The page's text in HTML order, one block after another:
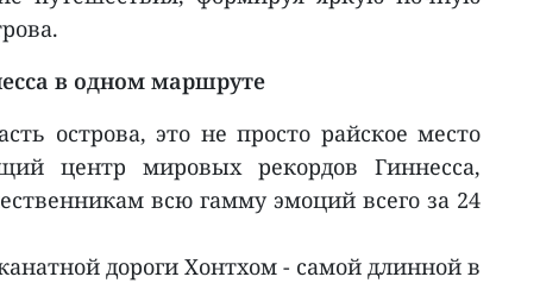
в одном маршруте
острова, это не просто райское место
центр мировых рекордов Гиннесса,
всю гамму эмоций всего за 24
дороги Хонтхом - самой длинной в